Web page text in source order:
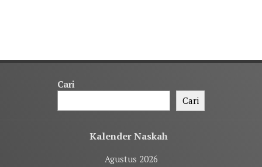
Cari
Cari
Kalender Naskah
Agustus 2026